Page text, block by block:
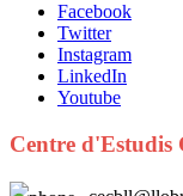
Facebook
Twitter
Instagram
LinkedIn
Youtube
Centre d'Estudis